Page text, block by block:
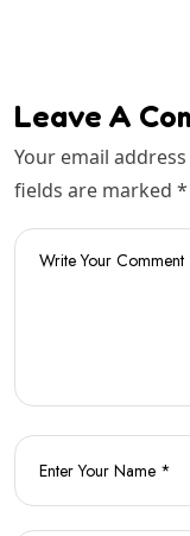
Leave A
Your email
fields are marked *